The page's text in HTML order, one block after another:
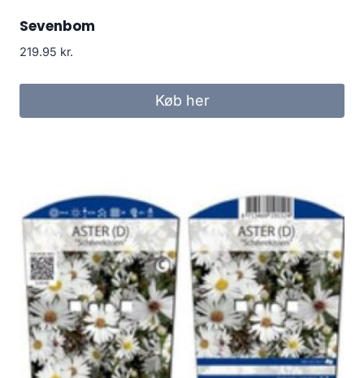
Sevenbom
219.95 kr.
Køb her